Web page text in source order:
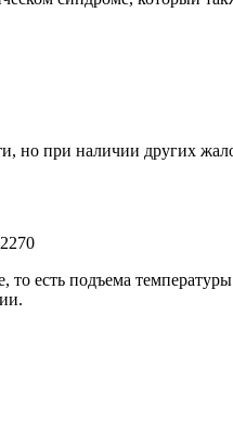
но при наличии других
есть подъема